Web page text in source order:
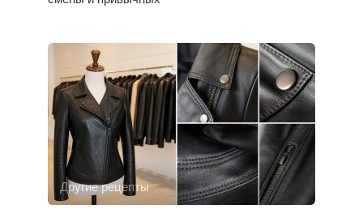
Другие рецепты